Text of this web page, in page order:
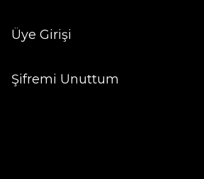
Üye Girişi
Şifremi Unuttum